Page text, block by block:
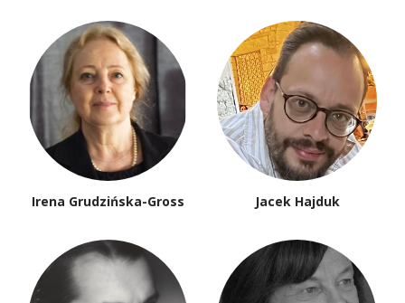
Irena Grudzińska-Gross Jacek Hajduk